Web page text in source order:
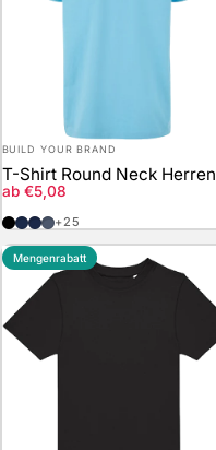
Anbieter:
BUILD YOUR BRAND
T-Shirt Round Neck Herren
Verkaufspreis
ab €5,08
Black
Navy
Light Navy
Vintage Blue
+25
Mengenrabatt